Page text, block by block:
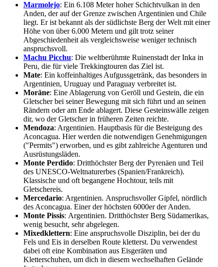
Marmolejo: Ein 6.108 Meter hoher Schichtvulkan in den
Anden, der auf der Grenze zwischen Argentinien und Chile
liegt. Er ist bekannt als der südlichste Berg der Welt mit einer
Höhe von über 6.000 Metern und gilt trotz seiner
Abgeschiedenheit als vergleichsweise weniger technisch
anspruchsvoll.
Machu Picchu: Die weltberühmte Ruinenstadt der Inka in
Peru, die für viele Trekkingtouren das Ziel ist.
Mate: Ein koffeinhaltiges Aufgussgetränk, das besonders in
Argentinien, Uruguay und Paraguay verbreitet ist.
Moräne: Eine Ablagerung von Geröll und Gestein, die ein
Gletscher bei seiner Bewegung mit sich führt und an seinen
Rändern oder am Ende ablagert. Diese Gesteinswälle zeigen
dir, wo der Gletscher in früheren Zeiten reichte.
Mendoza: Argentinien. Hauptbasis für die Besteigung des
Aconcagua. Hier werden die notwendigen Genehmigungen
("Permits") erworben, und es gibt zahlreiche Agenturen und
Ausrüstungsläden.
Monte Perdido: Dritthöchster Berg der Pyrenäen und Teil
des UNESCO-Weltnaturerbes (Spanien/Frankreich).
Klassische und oft begangene Hochtour, teils mit
Gletschereis.
Mercedario: Argentinien. Anspruchsvoller Gipfel, nördlich
des Aconcagua. Einer der höchsten 6000er der Anden.
Monte Pissis: Argentinien. Dritthöchster Berg Südamerikas,
wenig besucht, sehr abgelegen.
Mixedklettern: Eine anspruchsvolle Disziplin, bei der du
Fels und Eis in derselben Route kletterst. Du verwendest
dabei oft eine Kombination aus Eisgeräten und
Kletterschuhen, um dich in diesem wechselhaften Gelände